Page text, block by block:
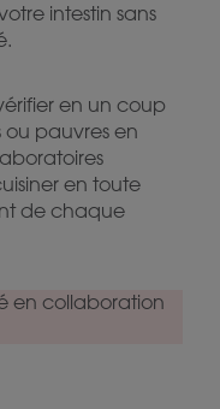
intestin sans
en un coup
ou pauvres en
en toute
de chaque
en collaboration